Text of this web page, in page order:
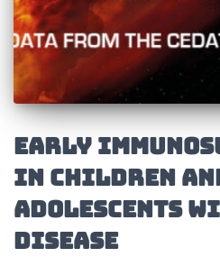
Early
in Children
Adolescents
Disease